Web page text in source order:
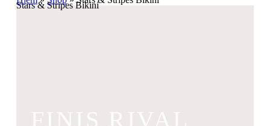
Stars & Stripes Bikini